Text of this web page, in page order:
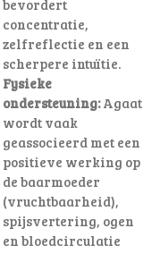
bevordert
concentratie,
zelfreflectie en een
scherpere intuïtie.
Fysieke
ondersteuning:Agaat
wordt vaak
geassocieerd met een
positieve werking op
de baarmoeder
(vruchtbaarheid),
spijsvertering, ogen
en bloedcirculatie